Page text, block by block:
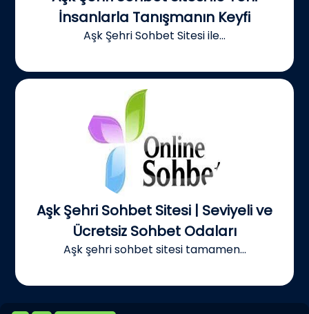
İnsanlarla Tanışmanın Keyfi
Aşk Şehri Sohbet Sitesi ile...
Aşk Şehri Sohbet Sitesi | Seviyeli ve
Ücretsiz Sohbet Odaları
Aşk şehri sohbet sitesi tamamen...